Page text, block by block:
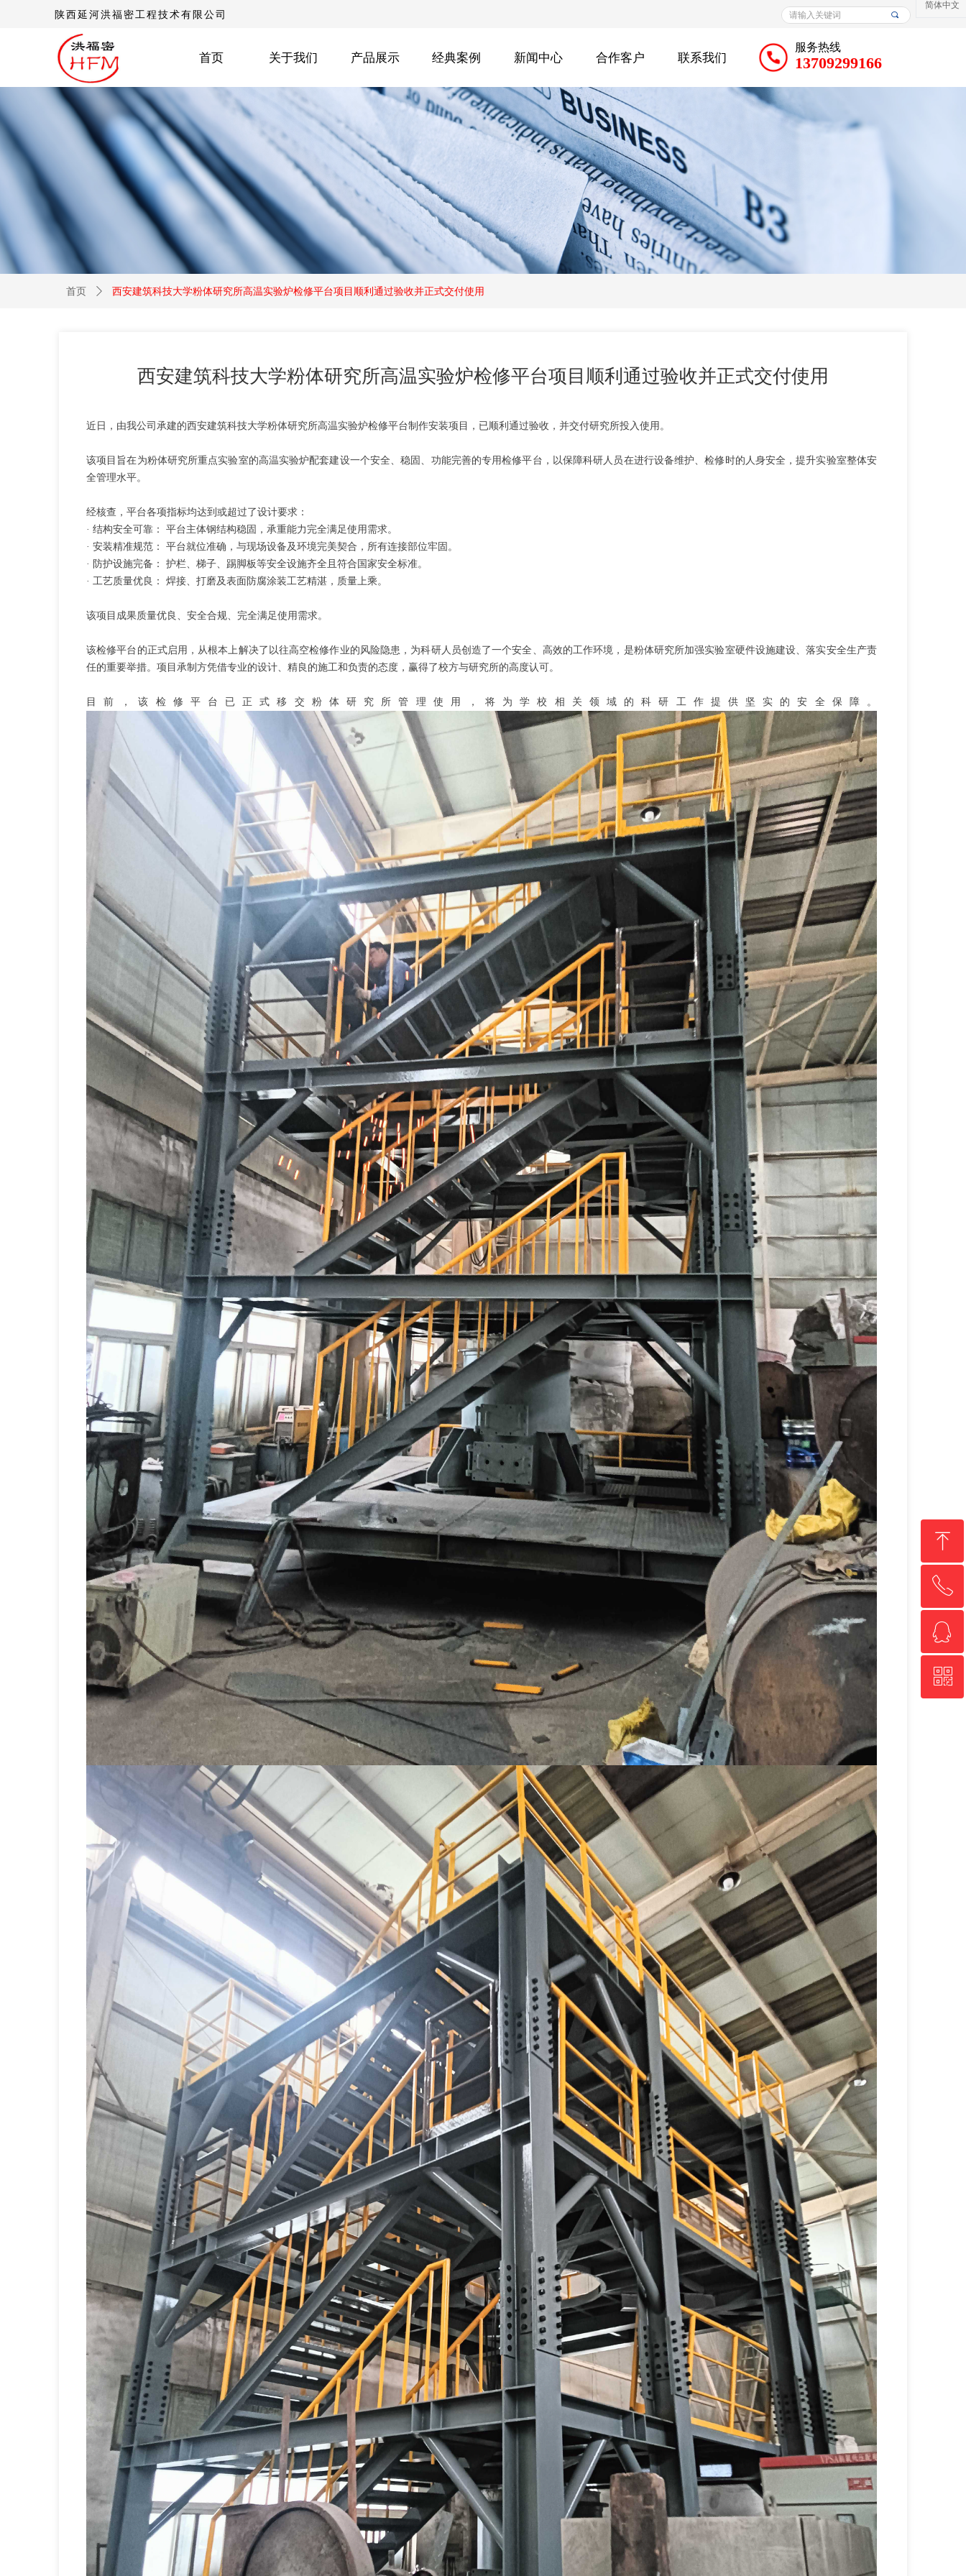
陕西延河洪福密工程技术有限公司 끠
简体中文
首页 关于我们 产品展示 经典案例 新闻中心 合作客户 联系我们
服务热线
13709299166
首页 ꄲ 西安建筑科技大学粉体研究所高温实验炉检修平台项目顺利通过验收并正式交付使用
近日，由我公司承建的西安建筑科技大学粉体研究所高温实验炉检修平台制作安装项目，已顺利通过验收，并交付研究所投入使用。
该项目旨在为粉体研究所重点实验室的高温实验炉配套建设一个安全、稳固、功能完善的专用检修平台，以保障科研人员在进行设备维护、检修时的人身安全，提升实验室整体安
全管理水平。
经核查，平台各项指标均达到或超过了设计要求：
· 结构安全可靠：
平台主体钢结构稳固，承重能力完全满足使用需求。
· 安装精准规范：
平台就位准确，与现场设备及环境完美契合，所有连接部位牢固。
· 防护设施完备：
护栏、梯子、踢脚板等安全设施齐全且符合国家安全标准。
· 工艺质量优良： 焊接、打磨及表面防腐涂装工艺精湛，质量上乘。
该项目成果质量优良、安全合规、完全满足使用需求。
该检修平台的正式启用，从根本上解决了以往高空检修作业的风险隐患，为科研人员创造了一个安全、高效的工作环境，是粉体研究所加强实验室硬件设施建设、落实安全生产责
任的重要举措。项目承制方凭借专业的设计、精良的施工和负责的态度，赢得了校方与研究所的高度认可。
目前，该检修平台已正式移交粉体研究所管理使用，将为学校相关领域的科研工作提供坚实的安全保障。
西安建筑科技大学粉体研究所高温实验炉检修平台项目顺利通过验收并正式交付使用
ꁸ
回到顶部
ꂅ
ꁗ
QQ客服
ꀥ